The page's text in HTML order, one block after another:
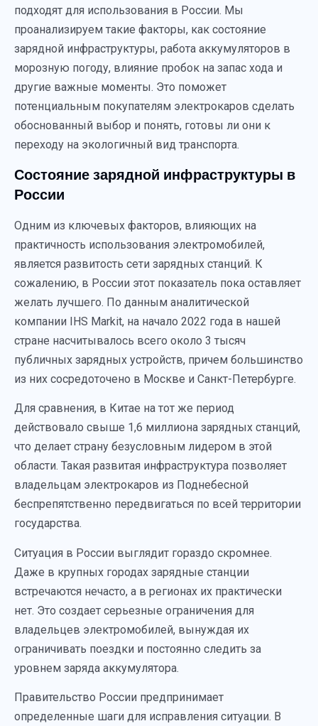
подходят для использования в России. Мы
проанализируем такие факторы, как состояние
зарядной инфраструктуры, работа аккумуляторов в
морозную погоду, влияние пробок на запас хода и
другие важные моменты. Это поможет
потенциальным покупателям электрокаров сделать
обоснованный выбор и понять, готовы ли они к
переходу на экологичный вид транспорта.
Состояние зарядной инфраструктуры в
России
Одним из ключевых факторов, влияющих на
практичность использования электромобилей,
является развитость сети зарядных станций. К
сожалению, в России этот показатель пока оставляет
желать лучшего. По данным аналитической
компании IHS Markit, на начало 2022 года в нашей
стране насчитывалось всего около 3 тысяч
публичных зарядных устройств, причем большинство
из них сосредоточено в Москве и Санкт-Петербурге.
Для сравнения, в Китае на тот же период
действовало свыше 1,6 миллиона зарядных станций,
что делает страну безусловным лидером в этой
области. Такая развитая инфраструктура позволяет
владельцам электрокаров из Поднебесной
беспрепятственно передвигаться по всей территории
государства.
Ситуация в России выглядит гораздо скромнее.
Даже в крупных городах зарядные станции
встречаются нечасто, а в регионах их практически
нет. Это создает серьезные ограничения для
владельцев электромобилей, вынуждая их
ограничивать поездки и постоянно следить за
уровнем заряда аккумулятора.
Правительство России предпринимает
определенные шаги для исправления ситуации. В